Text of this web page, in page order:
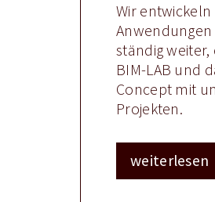
Wir
ständig
BIM-LAB und
Concept mit
Projekten.
weiterlesen